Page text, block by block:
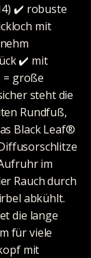
✔️ robuste
mit
✔️ mit
= große
steht die
Rundfuß,
Black Leaf®
im
Rauch durch
abkühlt.
die lange
für viele
mit